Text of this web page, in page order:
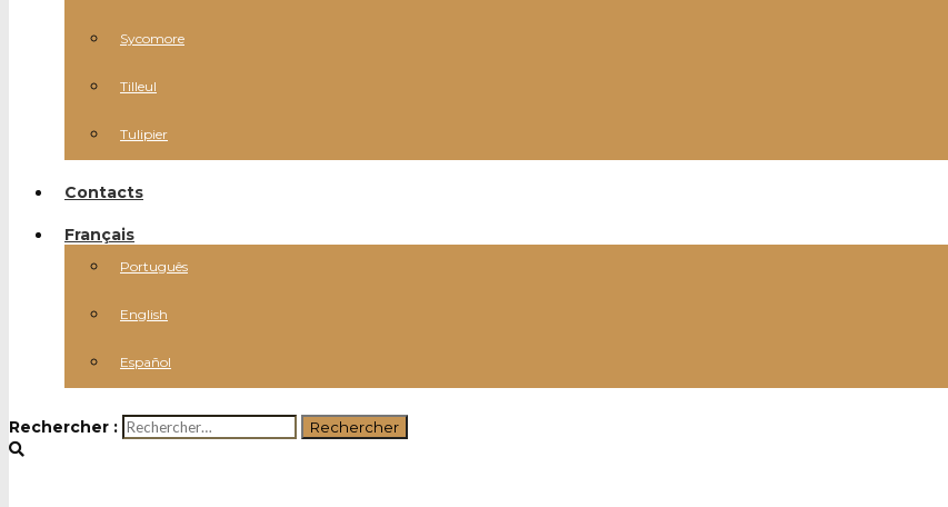
Sycomore
Tilleul
Tulipier
Contacts
Français
Português
English
Español
Rechercher :